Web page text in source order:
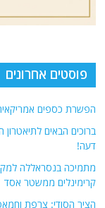
פוסטים אחרונים
הפשרת כספים
ברוכים הבאים
דעה!
מתמיכה בנסראללה
קרימינלים ממשטר אסד
הציר הסודי: צרפת